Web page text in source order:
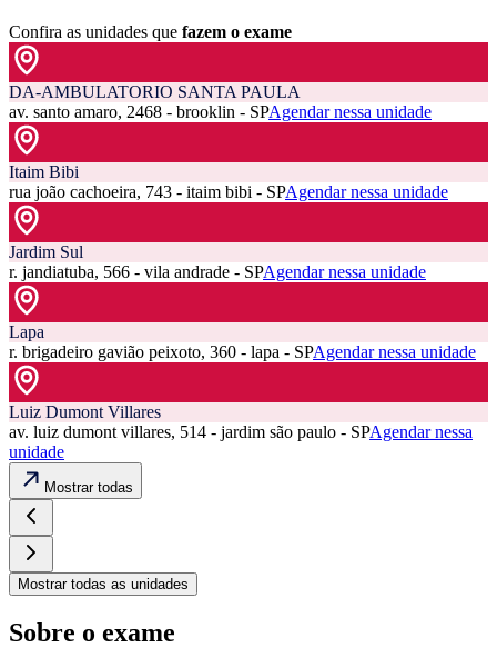
Confira as unidades que fazem o exame
DA-AMBULATORIO SANTA PAULA
av. santo amaro, 2468 - brooklin - SPAgendar nessa unidade
Itaim Bibi
rua joão cachoeira, 743 - itaim bibi - SPAgendar nessa unidade
Jardim Sul
r. jandiatuba, 566 - vila andrade - SPAgendar nessa unidade
Lapa
r. brigadeiro gavião peixoto, 360 - lapa - SPAgendar nessa unidade
Luiz Dumont Villares
av. luiz dumont villares, 514 - jardim são paulo - SPAgendar nessa
unidade
Mostrar todas
Mostrar todas as unidades
Sobre o exame